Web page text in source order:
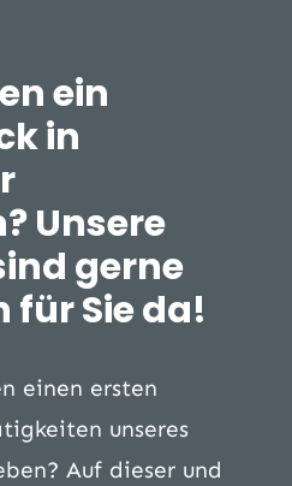
ein
in
Unsere
gerne
für Sie da!
einen ersten
unseres
Auf dieser und